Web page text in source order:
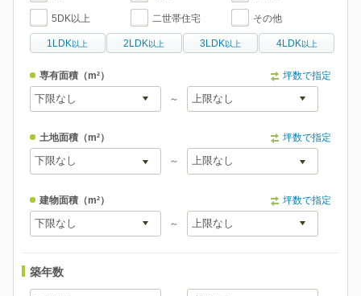
5DK以上 二世帯住宅 その他
1LDK 以上 2LDK 以上 3LDK 以上 4LDK 以上
専有面積（m²） 坪数で指定
～
土地面積（m²） 坪数で指定
～
建物面積（m²） 坪数で指定
～
築年数